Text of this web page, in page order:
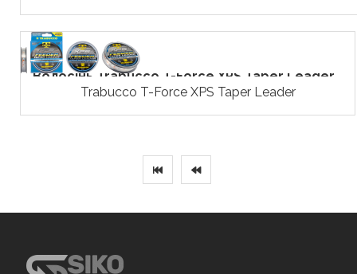
Волосінь Trabucco T-Force XPS Taper Leader...
Trabucco T-Force XPS Taper Leader